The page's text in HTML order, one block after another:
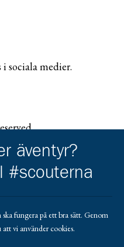
i sociala medier.
äventyr?
#scouterna
fungera på ett bra sätt. Genom
vi använder cookies.